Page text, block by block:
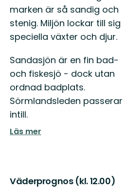
marken är så sandig och
stenig. Miljön lockar till sig
speciella växter och djur.
Sandasjön är en fin bad-
och fiskesjö - dock utan
ordnad badplats.
Sörmlandsleden passerar
intill.
Läs mer
Väderprognos (kl. 12.00)